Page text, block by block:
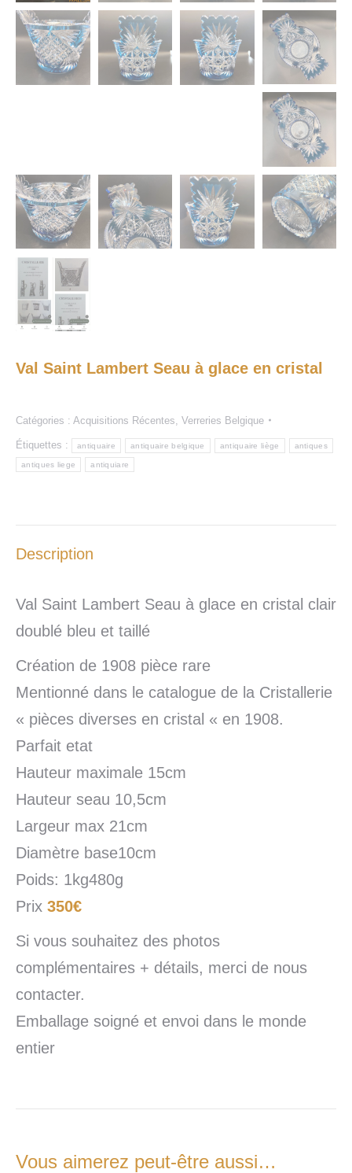
Val Saint Lambert Seau à glace en cristal
Catégories : Acquisitions Récentes Verreries Belgique
Étiquettes : antiquaire antiquaire belgique antiquaire liège antiques
antiques liege antiquiare
Description
Val Saint Lambert Seau à glace en cristal clair
doublé bleu et taillé
Création de 1908 pièce rare
Mentionné dans le catalogue de la Cristallerie
« pièces diverses en cristal « en 1908.
Parfait etat
Hauteur maximale 15cm
Hauteur seau 10,5cm
Largeur max 21cm
Diamètre base10cm
Poids: 1kg480g
Prix 350€
Si vous souhaitez des photos
complémentaires + détails, merci de nous
contacter.
Emballage soigné et envoi dans le monde
entier
Vous aimerez peut-être aussi…